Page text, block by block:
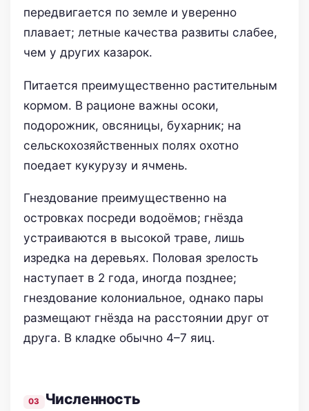
передвигается по земле и уверенно
плавает; летные качества развиты слабее,
чем у других казарок.
Питается преимущественно растительным
кормом. В рационе важны осоки,
подорожник, овсяницы, бухарник; на
сельскохозяйственных полях охотно
поедает кукурузу и ячмень.
Гнездование преимущественно на
островках посреди водоёмов; гнёзда
устраиваются в высокой траве, лишь
изредка на деревьях. Половая зрелость
наступает в 2 года, иногда позднее;
гнездование колониальное, однако пары
размещают гнёзда на расстоянии друг от
друга. В кладке обычно 4–7 яиц.
Численность